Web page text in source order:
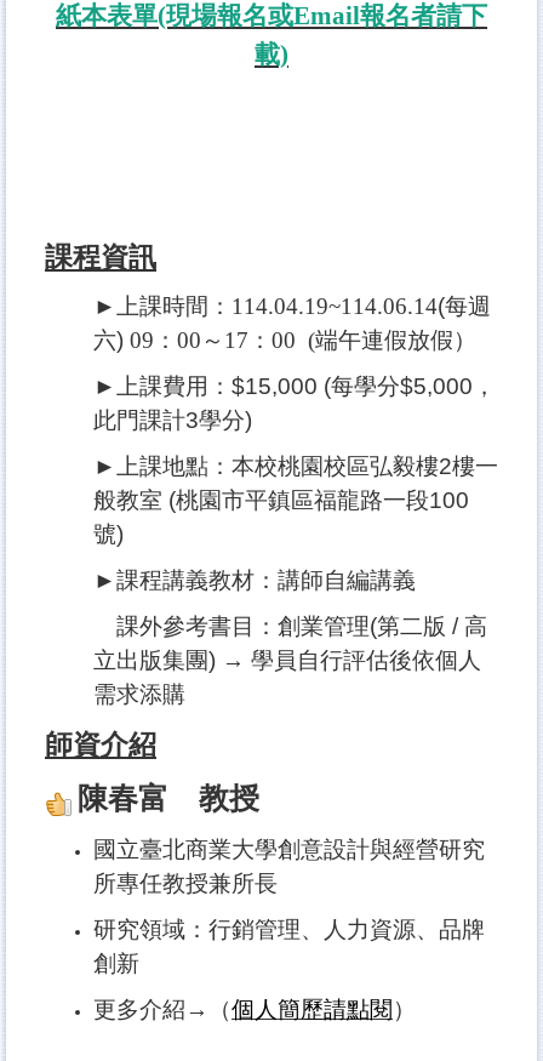
紙本表單(現場報名或Email報名者請下
載)
課程資訊
►上課時間： 114.04.19~114.06.14(每週
六) 09：00～17：00 (端午連假放假）
►上課費用：$15,000 (每學分$5,000，
此門課計3學分)
►上課地點：本校桃園校區弘毅樓2樓一
般教室 (桃園市平鎮區福龍路一段100
號)
►課程講義教材：講師自編講義
課外參考書目：創業管理(第二版 / 高
立出版集團) → 學員自行評估後依個人
需求添購
師資介紹
陳春富 教授
國立臺北商業大學創意設計與經營研究
所專任教授兼所長
研究領域：行銷管理、人力資源、品牌
創新
更多介紹→（個人簡歷請點閱 ）